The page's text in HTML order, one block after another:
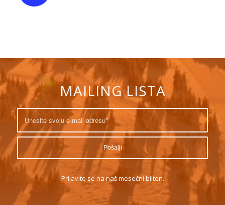
MAILING LISTA
Prijavite se na naš mesečni bilten.